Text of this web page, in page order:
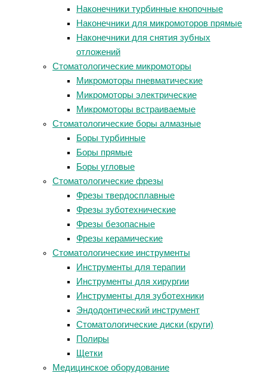
Наконечники турбинные кнопочные
Наконечники для микромоторов прямые
Наконечники для снятия зубных
отложений
Стоматологические микромоторы
Микромоторы пневматические
Микромоторы электрические
Микромоторы встраиваемые
Стоматологические боры алмазные
Боры турбинные
Боры прямые
Боры угловые
Стоматологические фрезы
Фрезы твердосплавные
Фрезы зуботехнические
Фрезы безопасные
Фрезы керамические
Стоматологические инструменты
Инструменты для терапии
Инструменты для хирургии
Инструменты для зуботехники
Эндодонтический инструмент
Стоматологические диски (круги)
Полиры
Щетки
Медицинское оборудование